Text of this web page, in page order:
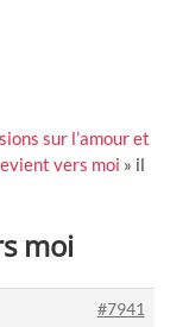
sur l’amour et
vers moi » il
moi
#7941